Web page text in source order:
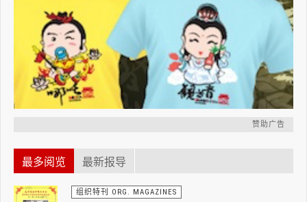
赞助广告
最多阅览 最新报导
组织特刊 ORG. MAGAZINES